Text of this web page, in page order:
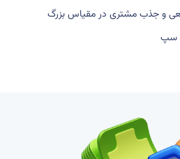
و جذب مشتری در مقیاس بزرگ
سپ